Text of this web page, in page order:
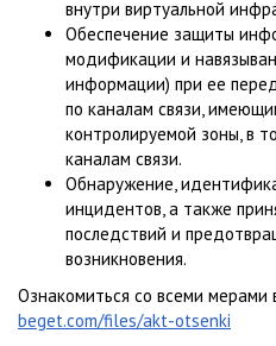
внутри виртуальной
Обеспечение защиты
модификации и
информации) при ее
по каналам связи,
контролируемой зоны, в
каналам связи.
Обнаружение,
инцидентов, а также
последствий и
возникновения.
Ознакомиться со всеми мерами
beget.com/files/akt-otsenki